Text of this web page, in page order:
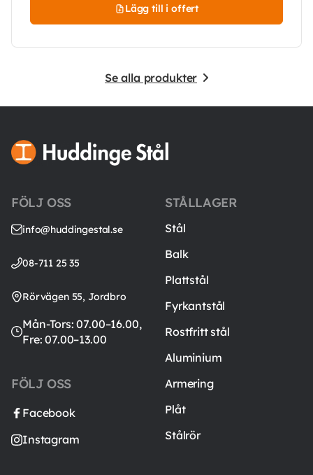
Lägg till i offert
Se alla produkter
FÖLJ OSS
info@huddingestal.se
08-711 25 35
Rörvägen 55, Jordbro
Mån-Tors: 07.00–16.00,
Fre: 07.00–13.00
FÖLJ OSS
Facebook
Instagram
STÅLLAGER
Stål
Balk
Plattstål
Fyrkantstål
Rostfritt stål
Aluminium
Armering
Plåt
Stålrör